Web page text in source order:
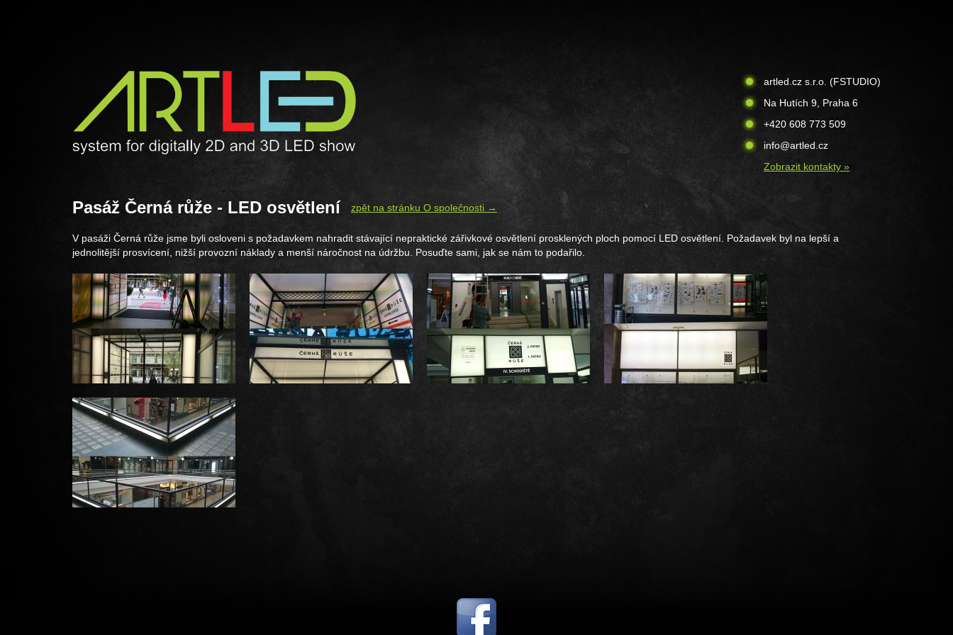
artled.cz s.r.o. (FSTUDIO)
Na Hutích 9, Praha 6
+420 608 773 509
info@artled.cz
Zobrazit kontakty »
Pasáž Černá růže - LED osvětlení zpět na stránku O společnosti →
V pasáži Černá růže jsme byli osloveni s požadavkem nahradit stávající nepraktické zářivkové osvětlení prosklených ploch pomocí LED osvětlení. Požadavek byl na lepší a
jednolitější prosvícení, nižší provozní náklady a menší náročnost na údržbu. Posuďte sami, jak se nám to podařilo.